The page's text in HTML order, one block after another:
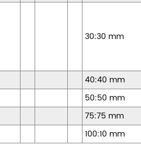
30:30 mm
40:40 mm
50:50 mm
75:75 mm
100:10 mm